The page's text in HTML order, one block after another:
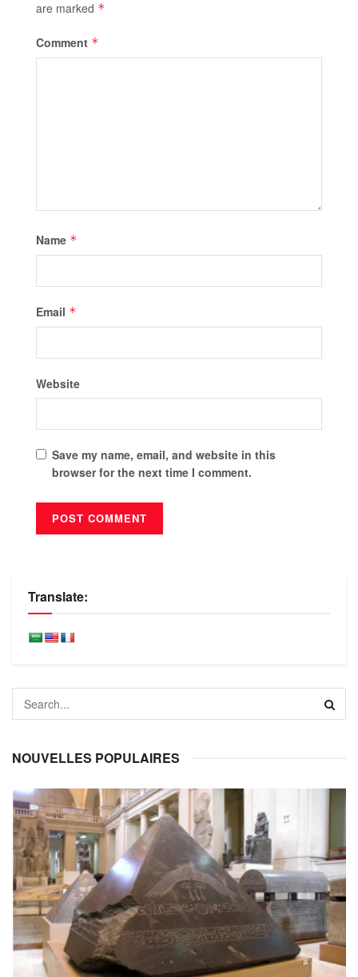
are marked *
Comment *
Name *
Email *
Website
Save my name, email, and website in this
browser for the next time I comment.
Translate:
NOUVELLES POPULAIRES